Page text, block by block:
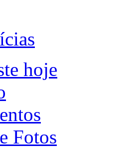
hoje
Fotos